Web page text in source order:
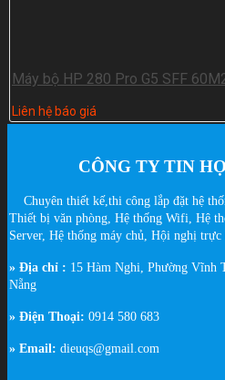
Máy bộ HP 280 Pro G5 SFF
Liên hệ báo giá
CÔNG TY TIN
Chuyên thiết kế,thi công lắp đặt hệ
Thiết bị văn phòng, Hệ thống Wifi, Hệ
Server, Hệ thống máy chủ, Hội nghị trực
» Địa chỉ : 15 Hàm Nghi, Phường Vĩnh
Nẵng
» Điện Thoại: 0914 580 683
» Email: dieuqs@gmail.com